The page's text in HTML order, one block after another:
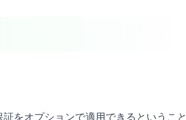
をオプションで適用できるということ